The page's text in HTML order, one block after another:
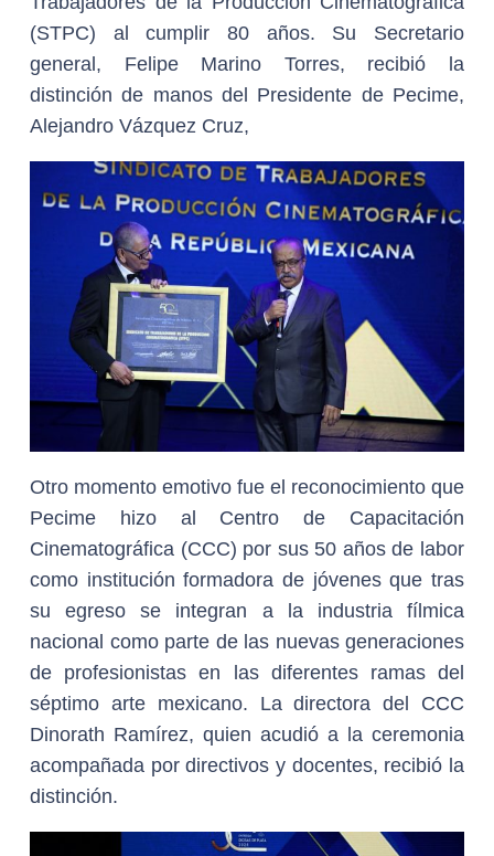
(STPC) al cumplir 80 años. Su Secretario
general, Felipe Marino Torres, recibió la
distinción de manos del Presidente de Pecime,
Alejandro Vázquez Cruz,
Otro momento emotivo fue el reconocimiento que
Pecime hizo al Centro de Capacitación
Cinematográfica (CCC) por sus 50 años de labor
como institución formadora de jóvenes que tras
su egreso se integran a la industria fílmica
nacional como parte de las nuevas generaciones
de profesionistas en las diferentes ramas del
séptimo arte mexicano. La directora del CCC
Dinorath Ramírez, quien acudió a la ceremonia
acompañada por directivos y docentes, recibió la
distinción.